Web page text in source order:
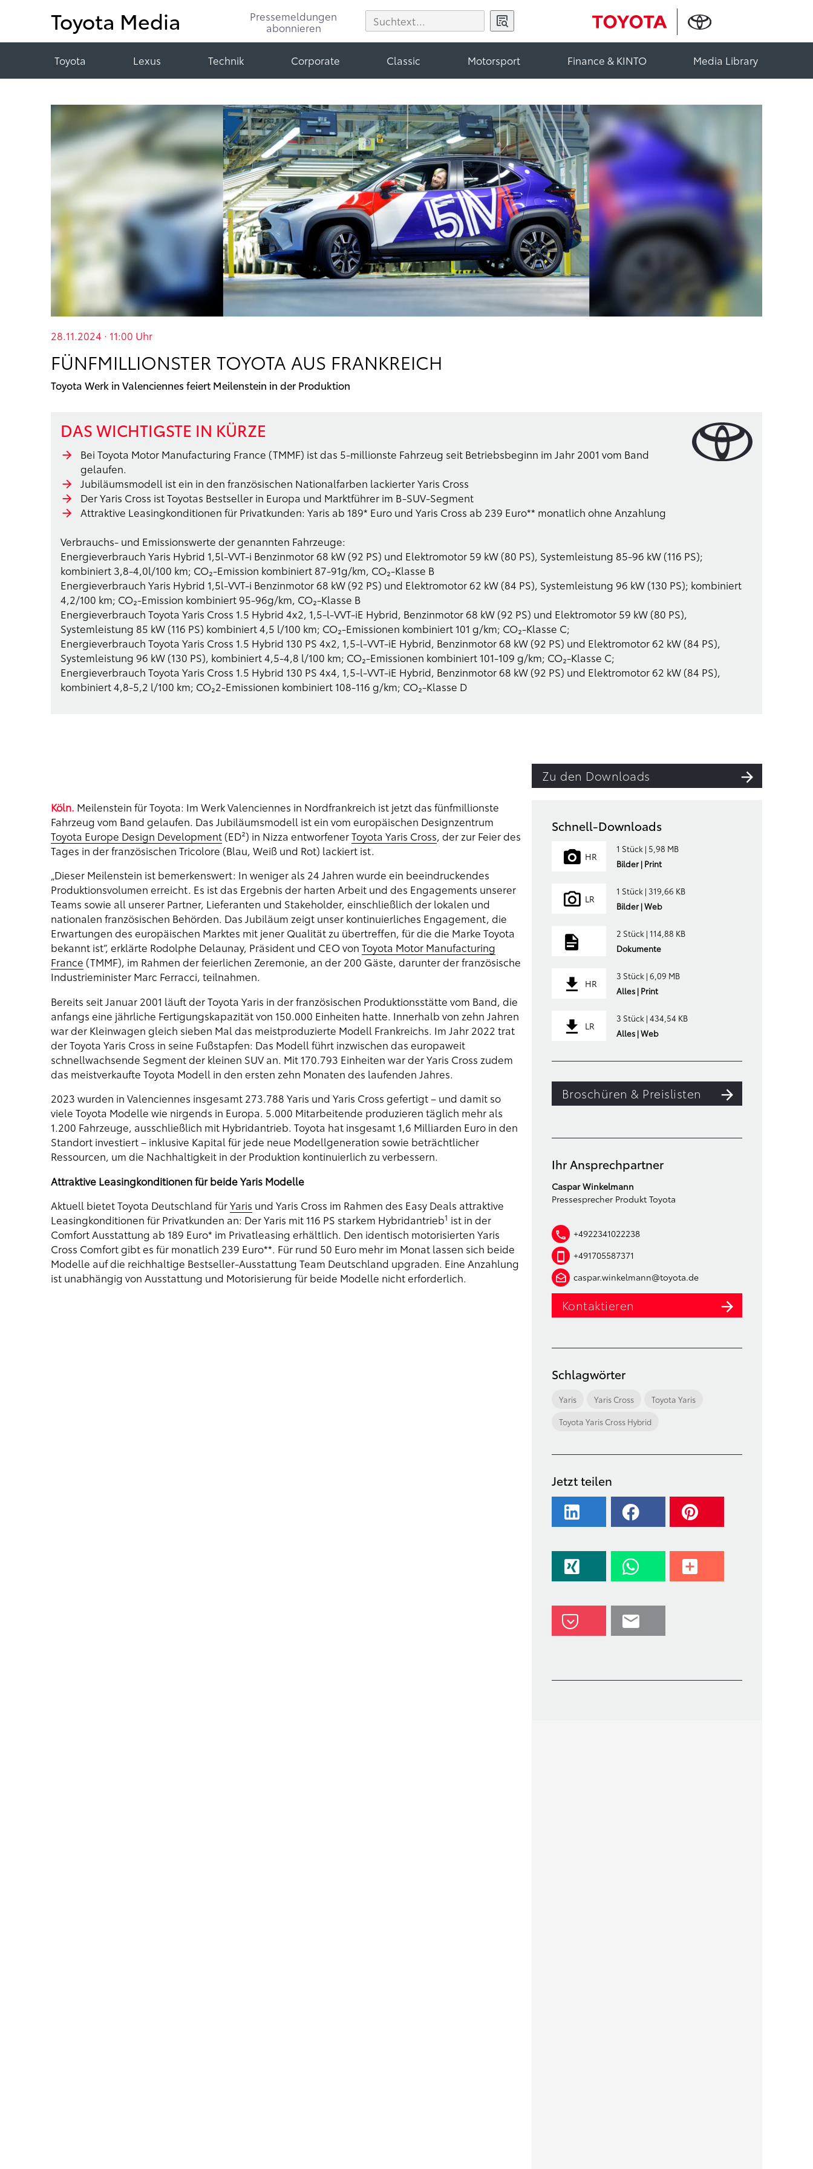
Toyota Media
Pressemeldungen
abonnieren
Toyota Lexus Technik Corporate Classic Motorsport Finance & KINTO Media Library
28.11.2024 · 11:00 Uhr
FÜNFMILLIONSTER TOYOTA AUS FRANKREICH
Toyota Werk in Valenciennes feiert Meilenstein in der Produktion
DAS WICHTIGSTE IN KÜRZE
Bei Toyota Motor Manufacturing France (TMMF) ist das 5-millionste Fahrzeug seit Betriebsbeginn im Jahr 2001 vom Band
gelaufen.
Jubiläumsmodell ist ein in den französischen Nationalfarben lackierter Yaris Cross
Der Yaris Cross ist Toyotas Bestseller in Europa und Marktführer im B-SUV-Segment
Attraktive Leasingkonditionen für Privatkunden: Yaris ab 189* Euro und Yaris Cross ab 239 Euro** monatlich ohne Anzahlung
Verbrauchs- und Emissionswerte der genannten Fahrzeuge:
Energieverbrauch Yaris Hybrid 1,5l-VVT-i Benzinmotor 68 kW (92 PS) und Elektromotor 59 kW (80 PS), Systemleistung 85-96 kW (116 PS);
kombiniert 3,8-4,0l/100 km; CO₂-Emission kombiniert 87-91g/km, CO₂-Klasse B
Energieverbrauch Yaris Hybrid 1,5l-VVT-i Benzinmotor 68 kW (92 PS) und Elektromotor 62 kW (84 PS), Systemleistung 96 kW (130 PS); kombiniert
4,2/100 km; CO₂-Emission kombiniert 95-96g/km, CO₂-Klasse B
Energieverbrauch Toyota Yaris Cross 1.5 Hybrid 4x2, 1,5-l-VVT-iE Hybrid, Benzinmotor 68 kW (92 PS) und Elektromotor 59 kW (80 PS),
Systemleistung 85 kW (116 PS) kombiniert 4,5 l/100 km; CO₂-Emissionen kombiniert 101 g/km; CO₂-Klasse C;
Energieverbrauch Toyota Yaris Cross 1.5 Hybrid 130 PS 4x2, 1,5-l-VVT-iE Hybrid, Benzinmotor 68 kW (92 PS) und Elektromotor 62 kW (84 PS),
Systemleistung 96 kW (130 PS), kombiniert 4,5-4,8 l/100 km; CO₂-Emissionen kombiniert 101-109 g/km; CO₂-Klasse C;
Energieverbrauch Toyota Yaris Cross 1.5 Hybrid 130 PS 4x4, 1,5-l-VVT-iE Hybrid, Benzinmotor 68 kW (92 PS) und Elektromotor 62 kW (84 PS),
kombiniert 4,8-5,2 l/100 km; CO₂2-Emissionen kombiniert 108-116 g/km; CO₂-Klasse D
Zu den Downloads
Köln. Meilenstein für Toyota: Im Werk Valenciennes in Nordfrankreich ist jetzt das fünfmillionste
Fahrzeug vom Band gelaufen. Das Jubiläumsmodell ist ein vom europäischen Designzentrum
Toyota Europe Design Development(ED²) in Nizza entworfenerToyota Yaris Cross , der zur Feier des
Tages in der französischen Tricolore (Blau, Weiß und Rot) lackiert ist.
„Dieser Meilenstein ist bemerkenswert: In weniger als 24 Jahren wurde ein beeindruckendes
Produktionsvolumen erreicht. Es ist das Ergebnis der harten Arbeit und des Engagements unserer
Teams sowie all unserer Partner, Lieferanten und Stakeholder, einschließlich der lokalen und
nationalen französischen Behörden. Das Jubiläum zeigt unser kontinuierliches Engagement, die
Erwartungen des europäischen Marktes mit jener Qualität zu übertreffen, für die die Marke Toyota
bekannt ist“, erklärte Rodolphe Delaunay, Präsident und CEO von Toyota Motor Manufacturing
France (TMMF), im Rahmen der feierlichen Zeremonie, an der 200 Gäste, darunter der französische
Industrieminister Marc Ferracci, teilnahmen.
Bereits seit Januar 2001 läuft der Toyota Yaris in der französischen Produktionsstätte vom Band, die
anfangs eine jährliche Fertigungskapazität von 150.000 Einheiten hatte. Innerhalb von zehn Jahren
war der Kleinwagen gleich sieben Mal das meistproduzierte Modell Frankreichs. Im Jahr 2022 trat
der Toyota Yaris Cross in seine Fußstapfen: Das Modell führt inzwischen das europaweit
schnellwachsende Segment der kleinen SUV an. Mit 170.793 Einheiten war der Yaris Cross zudem
das meistverkaufte Toyota Modell in den ersten zehn Monaten des laufenden Jahres.
2023 wurden in Valenciennes insgesamt 273.788 Yaris und Yaris Cross gefertigt – und damit so
viele Toyota Modelle wie nirgends in Europa. 5.000 Mitarbeitende produzieren täglich mehr als
1.200 Fahrzeuge, ausschließlich mit Hybridantrieb. Toyota hat insgesamt 1,6 Milliarden Euro in den
Standort investiert – inklusive Kapital für jede neue Modellgeneration sowie beträchtlicher
Ressourcen, um die Nachhaltigkeit in der Produktion kontinuierlich zu verbessern.
Attraktive Leasingkonditionen für beide Yaris Modelle
Aktuell bietet Toyota Deutschland fürYaris und Yaris Cross im Rahmen des Easy Deals attraktive
Leasingkonditionen für Privatkunden an: Der Yaris mit 116 PS starkem Hybridantrieb1 ist in der
Comfort Ausstattung ab 189 Euro* im Privatleasing erhältlich. Den identisch motorisierten Yaris
Cross Comfort gibt es für monatlich 239 Euro**. Für rund 50 Euro mehr im Monat lassen sich beide
Modelle auf die reichhaltige Bestseller-Ausstattung Team Deutschland upgraden. Eine Anzahlung
ist unabhängig von Ausstattung und Motorisierung für beide Modelle nicht erforderlich.
Schnell-Downloads
HR
1 Stück | 5,98 MB
Bilder | Print
LR
1 Stück | 319,66 KB
Bilder | Web
2 Stück | 114,88 KB
Dokumente
HR
3 Stück | 6,09 MB
Alles | Print
LR
3 Stück | 434,54 KB
Alles | Web
Broschüren & Preislisten
Ihr Ansprechpartner
Caspar Winkelmann
Pressesprecher Produkt Toyota
+4922341022238
+491705587371
caspar.winkelmann@toyota.de
Kontaktieren
Schlagwörter
Yaris Yaris Cross Toyota Yaris
Toyota Yaris Cross Hybrid
Jetzt teilen